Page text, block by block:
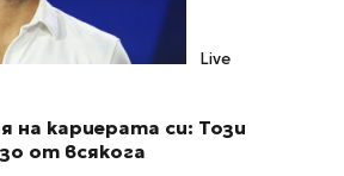
Live
на кариерата си: Този
от всякога